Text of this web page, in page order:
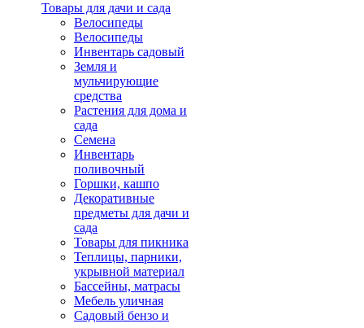
Товары для дачи и сада
Велосипеды
Велосипеды
Инвентарь садовый
Земля и
мульчирующие
средства
Растения для дома и
сада
Семена
Инвентарь
поливочный
Горшки, кашпо
Декоративные
предметы для дачи и
сада
Товары для пикника
Теплицы, парники,
укрывной материал
Бассейны, матрасы
Мебель уличная
Садовый бензо и